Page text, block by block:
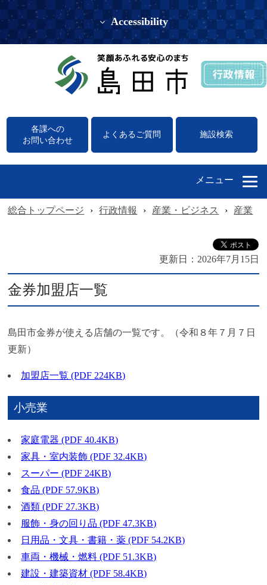
Accessibility
各課への
お問い合わせ
よくあるご質問 施設検索
メニュー
総合トップページ › 行政情報 › 産業・ビジネス › 産業
更新日： 2026年7月15日
金券加盟店一覧
島田市金券が使える店舗の一覧です。（令和８年７月７日
更新）
加盟店一覧 (PDF 224KB)
小売業
家庭電器 (PDF 40.4KB)
家具・室内装飾 (PDF 32.4KB)
スーパー (PDF 24KB)
食品 (PDF 57.9KB)
酒類 (PDF 27.3KB)
服飾・身の回り品 (PDF 47.3KB)
日用品・文具・書籍・薬 (PDF 54.2KB)
車両・機械・燃料 (PDF 51.3KB)
建設・建築資材 (PDF 58.4KB)